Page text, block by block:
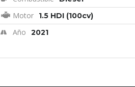
Motor 1.5 HDI (100cv)
Año 2021